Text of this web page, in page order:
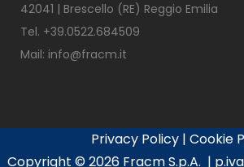
42041 | Brescello (RE) Reggio Emilia
Tel. +39.0522.684509
Mail: info@fracm.it
Privacy Policy| Cookie
Copyright © 2026 Fracm S.p.A. |